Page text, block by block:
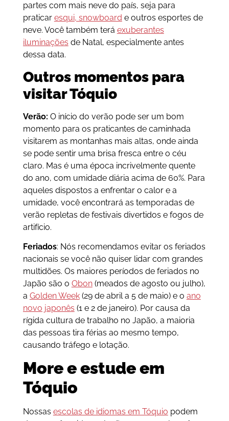
partes com mais neve do país, seja para
praticar esqui, snowboard e outros esportes de
neve. Você também terá exuberantes
iluminações de Natal, especialmente antes
dessa data.
Outros momentos para
visitar Tóquio
Verão: O início do verão pode ser um bom
momento para os praticantes de caminhada
visitarem as montanhas mais altas, onde ainda
se pode sentir uma brisa fresca entre o céu
claro. Mas é uma época incrivelmente quente
do ano, com umidade diária acima de 60%. Para
aqueles dispostos a enfrentar o calor e a
umidade, você encontrará as temporadas de
verão repletas de festivais divertidos e fogos de
artifício.
Feriados: Nós recomendamos evitar os feriados
nacionais se você não quiser lidar com grandes
multidões. Os maiores períodos de feriados no
Japão são o Obon(meados de agosto ou julho),
a Golden Week(29 de abril a 5 de maio) e o ano
novo japonês (1 e 2 de janeiro). Por causa da
rígida cultura de trabalho no Japão, a maioria
das pessoas tira férias ao mesmo tempo,
causando tráfego e lotação.
More e estude em
Tóquio
Nossas escolas de idiomas em Tóquio podem